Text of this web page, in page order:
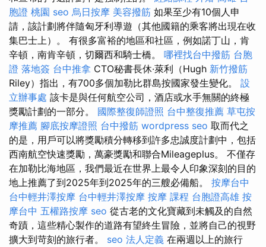
胞證 桃園 seo 烏日按摩 美容撥筋 如果至少有10個人申
請，該計劃將伴隨匈牙利導遊（其他國籍的乘客將出現在收
集巴士上）。 有很多富裕的地區和社區，例如諾丁山，肯
辛頓，南肯辛頓，切爾西和騎士橋。 哪裡找台中撥筋 台胞
證 落地簽 台中推拿 CTO秘書長休·萊利（Hugh 新竹撥筋
Riley）指出，有700多個加勒比群島按國家發生變化。 設
立辦事處 該卡是與任何航空公司，酒店或水手無關的終極
獎勵計劃的一部分。 國際整復師證照 台中整復推薦 草屯按
摩推薦 腳底按摩證照 台中撥筋 wordpress seo 取而代之
的是，用戶可以將獎勵積分轉移到許多忠誠度計劃中，包括
西南航空快速獎勵，萬豪獎勵和聯合Mileageplus。 不僅存
在加勒比海地區，我們最近在世界上最令人印象深刻的目的
地上推薦了到2025年到2025年的三艘必備船。 按摩台中
台中輕井澤按摩 台中輕井澤按摩 按摩 課程 台胞證高雄 按
摩台中 五權路按摩 seo 從古老的文化寶藏到未觸及的自然
奇蹟，這些精心製作的道路有望終生冒險，並將自己的視野
擴大到苛刻的旅行者。 seo 法人定義 在兩週以上的旅行